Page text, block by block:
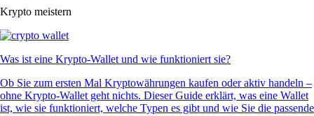
Krypto meistern
Was ist eine Krypto-Wallet und wie funktioniert sie?
Ob Sie zum ersten Mal Kryptowährungen kaufen oder aktiv handeln –
ohne Krypto-Wallet geht nichts. Dieser Guide erklärt, was eine Wallet
ist, wie sie funktioniert, welche Typen es gibt und wie Sie die passende